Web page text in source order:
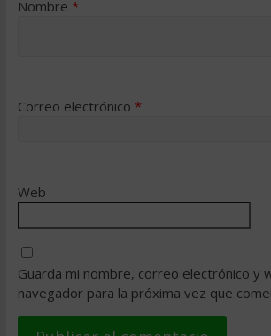
Nombre *
Correo electrónico *
Web
Guarda mi nombre, correo electrónico y
navegador para la próxima vez que